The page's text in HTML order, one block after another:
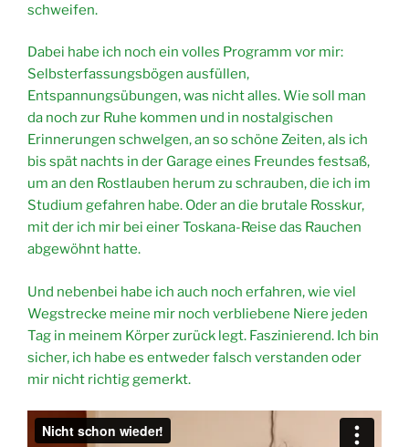
schweifen.
Dabei habe ich noch ein volles Programm vor mir:
Selbsterfassungsbögen ausfüllen,
Entspannungsübungen, was nicht alles. Wie soll man
da noch zur Ruhe kommen und in nostalgischen
Erinnerungen schwelgen, an so schöne Zeiten, als ich
bis spät nachts in der Garage eines Freundes festsaß,
um an den Rostlauben herum zu schrauben, die ich im
Studium gefahren habe. Oder an die brutale Rosskur,
mit der ich mir bei einer Toskana-Reise das Rauchen
abgewöhnt hatte.
Und nebenbei habe ich auch noch erfahren, wie viel
Wegstrecke meine mir noch verbliebene Niere jeden
Tag in meinem Körper zurück legt. Faszinierend. Ich bin
sicher, ich habe es entweder falsch verstanden oder
mir nicht richtig gemerkt.